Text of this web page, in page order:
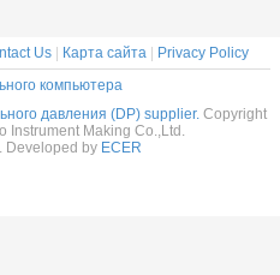
Us Карта сайта
Privacy Policy
компьютера
давления (DP) supplier. Copyright
Instrument Making Co.,Ltd.
Developed by ECER